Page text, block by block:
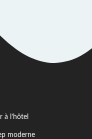
l’hôtel
moderne